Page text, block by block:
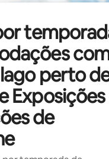
perto
Exposições
de